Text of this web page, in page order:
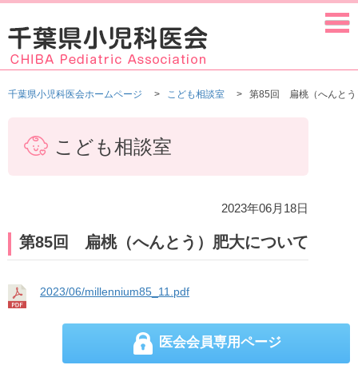
千葉県小児科医会ホームページ こども相談室 第85回 扁桃（へんとう
こども相談室
2023年06月18日
第85回 扁桃（へんとう）肥大について
2023/06/millennium85_11.pdf
医会会員専用ページ